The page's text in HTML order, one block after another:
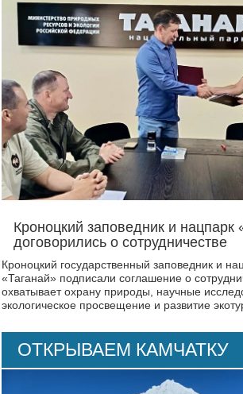
Кроноцкий заповедник и нацпарк
договорились о сотрудничестве
Кроноцкий государственный заповедник и
«Таганай» подписали соглашение о
охватывает охрану природы, научные
экологическое просвещение и развитие
ОТКРЫВАЕМ КАМЧАТКУ